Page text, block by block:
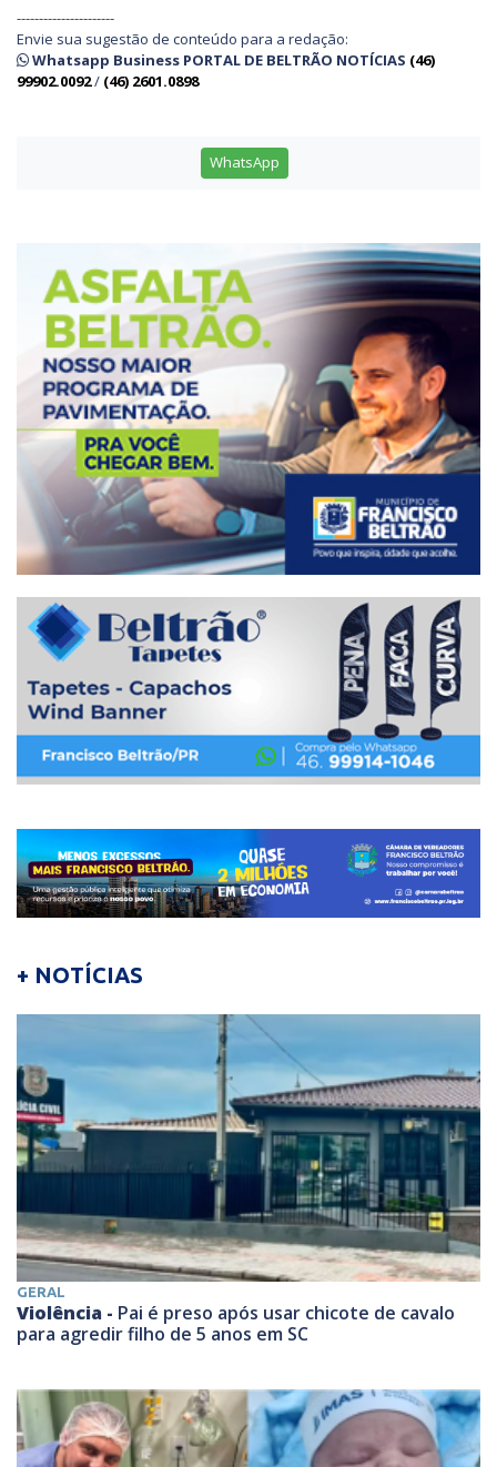
----------------------
Envie sua sugestão de conteúdo para a redação:
Whatsapp Business PORTAL DE BELTRÃO NOTÍCIAS (46)
99902.0092/ (46) 2601.0898
WhatsApp
+ NOTÍCIAS
GERAL
Violência - Pai é preso após usar chicote de cavalo
para agredir filho de 5 anos em SC